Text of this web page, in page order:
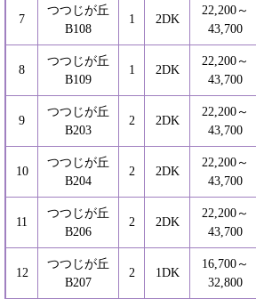
7
つつじが丘
B108
1 2DK
22,200～
43,700
8
つつじが丘
B109
1 2DK
22,200～
43,700
9
つつじが丘
B203
2 2DK
22,200～
43,700
10
つつじが丘
B204
2 2DK
22,200～
43,700
11
つつじが丘
B206
2 2DK
22,200～
43,700
12
つつじが丘
B207
2 1DK
16,700～
32,800